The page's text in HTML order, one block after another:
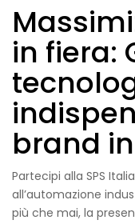
in fiera:
brand
Partecipi alla SPS
all’automazione
più che mai, la